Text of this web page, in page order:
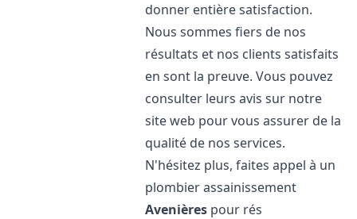
donner entière satisfaction.
Nous sommes fiers de nos
résultats et nos clients satisfaits
en sont la preuve. Vous pouvez
consulter leurs avis sur notre
site web pour vous assurer de la
qualité de nos services.
N'hésitez plus, faites appel à un
plombier assainissement
Avenières pour rés